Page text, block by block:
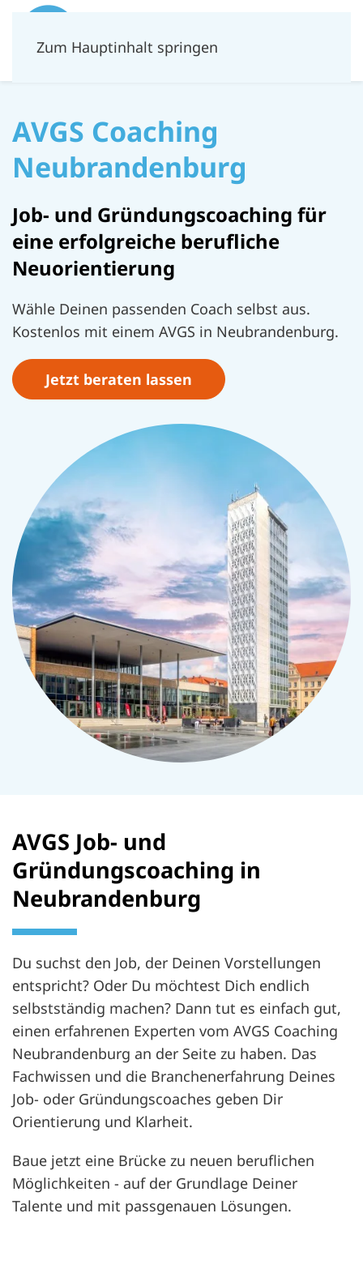
Zum Hauptinhalt springen
AVGS Coaching
Neubrandenburg
Job- und Gründungscoaching für
eine erfolgreiche berufliche
Neuorientierung
Wähle Deinen passenden Coach selbst aus.
Kostenlos mit einem AVGS in Neubrandenburg.
Jetzt beraten lassen
AVGS Job- und
Gründungscoaching in
Neubrandenburg
Du suchst den Job, der Deinen Vorstellungen
entspricht? Oder Du möchtest Dich endlich
selbstständig machen? Dann tut es einfach gut,
einen erfahrenen Experten vom AVGS Coaching
Neubrandenburg an der Seite zu haben. Das
Fachwissen und die Branchenerfahrung Deines
Job- oder Gründungscoaches geben Dir
Orientierung und Klarheit.
Baue jetzt eine Brücke zu neuen beruflichen
Möglichkeiten - auf der Grundlage Deiner
Talente und mit passgenauen Lösungen.